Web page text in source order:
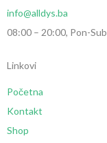
info@alldys.ba
08:00 – 20:00, Pon-Sub
Linkovi
Početna
Kontakt
Shop